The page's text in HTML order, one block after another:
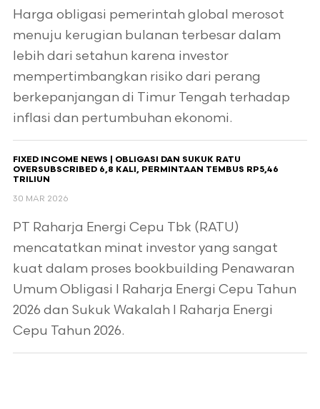
Harga obligasi pemerintah global merosot
menuju kerugian bulanan terbesar dalam
lebih dari setahun karena investor
mempertimbangkan risiko dari perang
berkepanjangan di Timur Tengah terhadap
inflasi dan pertumbuhan ekonomi.
FIXED INCOME NEWS | OBLIGASI DAN SUKUK RATU
OVERSUBSCRIBED 6,8 KALI, PERMINTAAN TEMBUS RP5,46
TRILIUN
30 MAR 2026
PT Raharja Energi Cepu Tbk (RATU)
mencatatkan minat investor yang sangat
kuat dalam proses bookbuilding Penawaran
Umum Obligasi I Raharja Energi Cepu Tahun
2026 dan Sukuk Wakalah I Raharja Energi
Cepu Tahun 2026.